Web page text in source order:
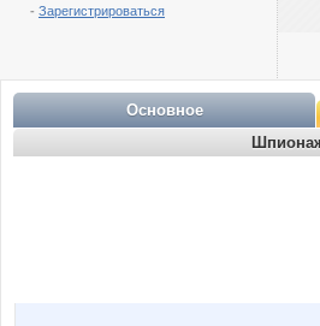
- Зарегистрироваться
Основное